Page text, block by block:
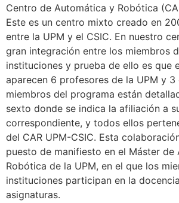
Centro de Automática y Robótica
Este es un centro mixto creado en
entre la UPM y el CSIC. En nuestro
gran integración entre los miembros
instituciones y prueba de ello es que
aparecen 6 profesores de la UPM y 3
miembros del programa están
sexto donde se indica la afiliación a
correspondiente, y todos ellos
del CAR UPM-CSIC. Esta
puesto de manifiesto en el Máster de
Robótica de la UPM, en el que los
instituciones participan en la
asignaturas.